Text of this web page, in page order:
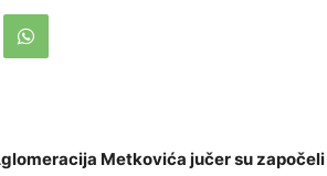
Metkovića jučer su